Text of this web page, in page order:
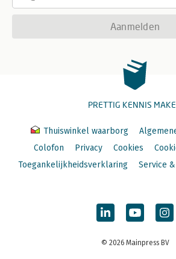
Aanmelden
PRETTIG KENNIS
Thuiswinkel waarborg
Colofon
Privacy Cookies
Toegankelijkheidsverklaring
Service
© 2026 Mainpress BV